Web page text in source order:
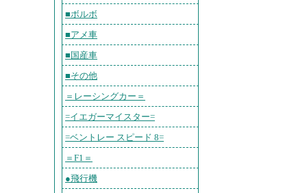
■ボルボ
■アメ車
■国産車
■その他
＝レーシングカー＝
=イエガーマイスター=
=ベントレー スピード 8=
＝F1＝
●飛行機